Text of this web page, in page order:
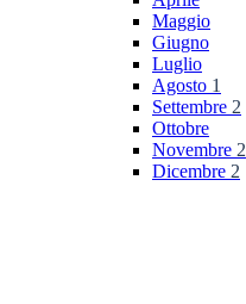
Maggio
Giugno
Luglio
Agosto 1
Settembre 2
Ottobre
Novembre 2
Dicembre 2